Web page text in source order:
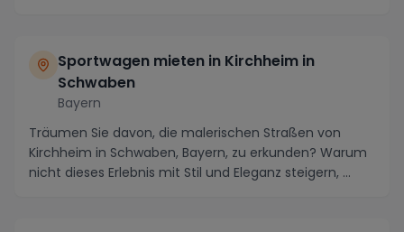
Sportwagen mieten in Kirchheim in
Schwaben
Bayern
Träumen Sie davon, die malerischen Straßen von
Kirchheim in Schwaben, Bayern, zu erkunden? Warum
nicht dieses Erlebnis mit Stil und Eleganz steigern, ...